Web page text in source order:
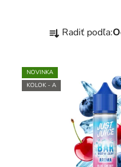
a
e
n
Radiť podľa:
NOVINKA
KOLOK - A